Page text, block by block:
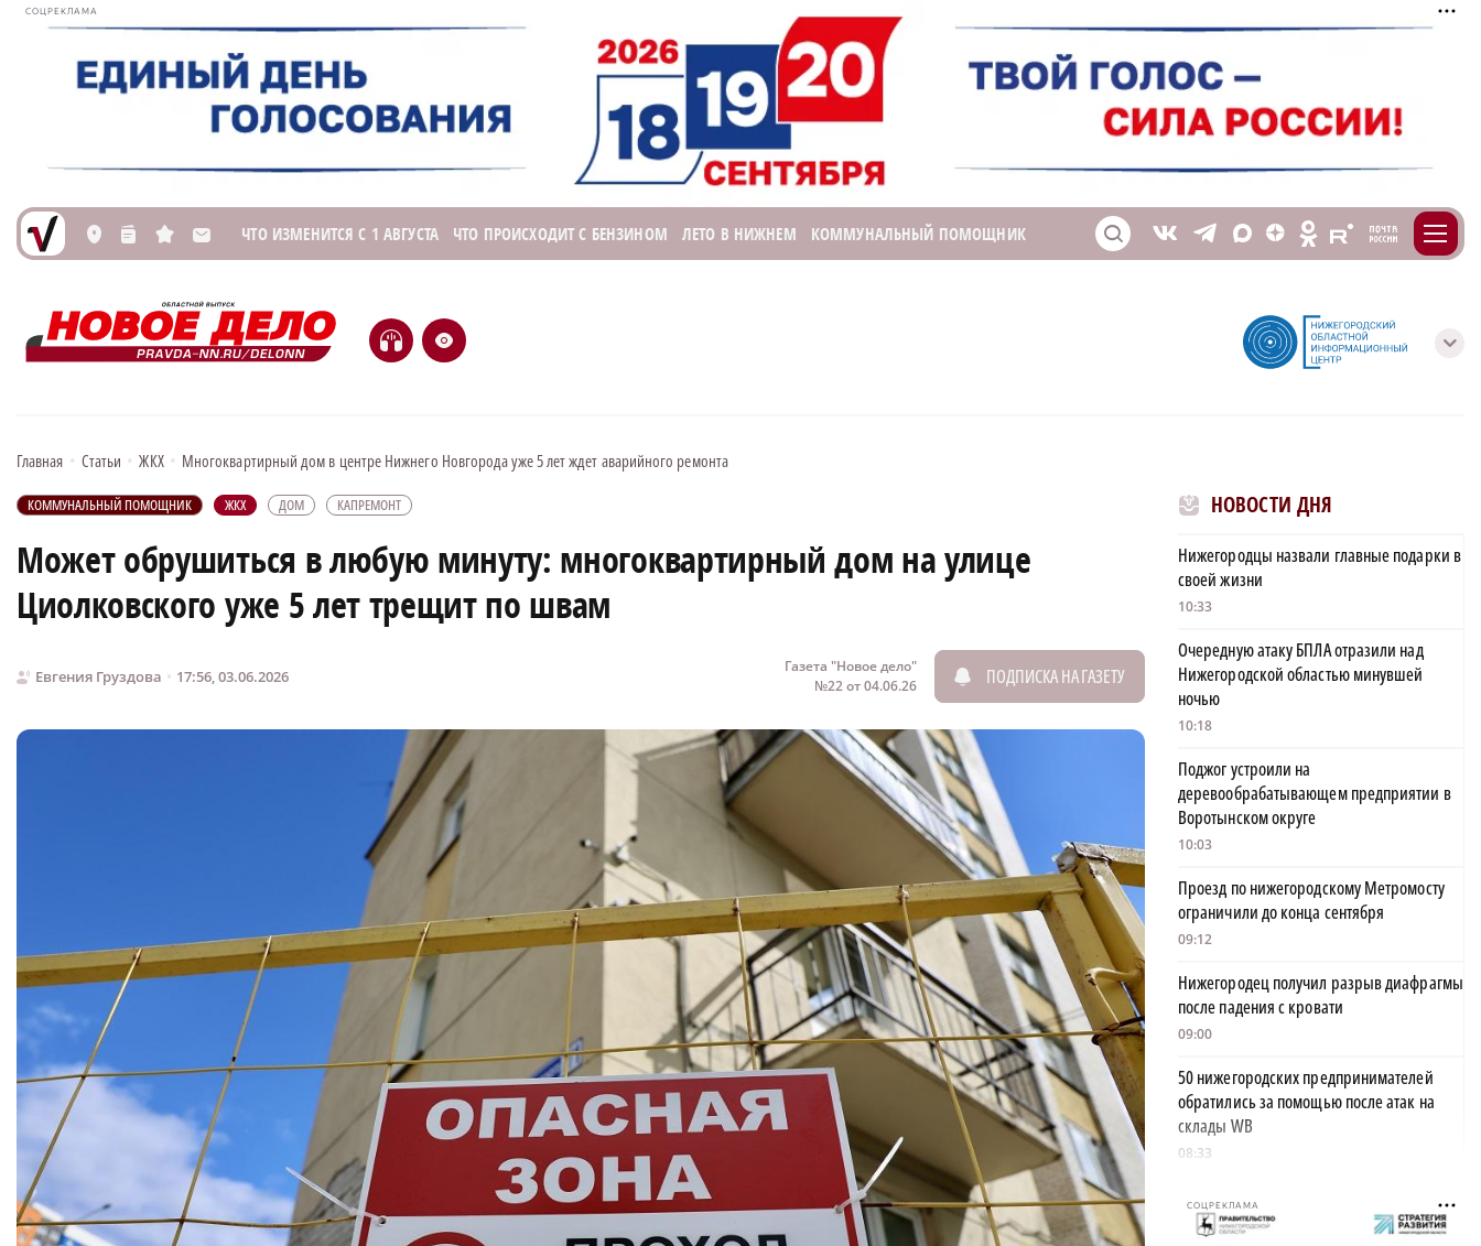
СОЦРЕКЛАМА
L n s M ЧТО ИЗМЕНИТСЯ С 1 АВГУСТА ЧТО ПРОИСХОДИТ С БЕНЗИНОМ ЛЕТО В НИЖНЕМ КОММУНАЛЬНЫЙ ПОМОЩНИК S V T X Z O E m
H e с
Главная • Статьи • ЖКХ • Многоквартирный дом в центре Нижнего Новгорода уже 5 лет ждет аварийного ремонта
КОММУНАЛЬНЫЙ ПОМОЩНИК ЖКХ ДОМ КАПРЕМОНТ
Может обрушиться в любую минуту: многоквартирный дом на улице
Циолковского уже 5 лет трещит по швам
Евгения Груздова 17:56, 03.06.2026
Газета "Новое дело"
№22 от 04.06.26
ПОДПИСКА НА ГАЗЕТУ
НОВОСТИ ДНЯ
Нижегородцы назвали главные подарки в
своей жизни
10:33
Очередную атаку БПЛА отразили над
Нижегородской областью минувшей
ночью
10:18
Поджог устроили на
деревообрабатывающем предприятии в
Воротынском округе
10:03
Проезд по нижегородскому Метромосту
ограничили до конца сентября
09:12
Нижегородец получил разрыв диафрагмы
после падения с кровати
09:00
50 нижегородских предпринимателей
обратились за помощью после атак на
склады WB
08:33
55-летний мужчина погиб после
столкновения с мусоровозом в Вачском
СОЦРЕКЛАМА